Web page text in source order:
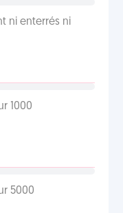
ni enterrés ni
1000
5000